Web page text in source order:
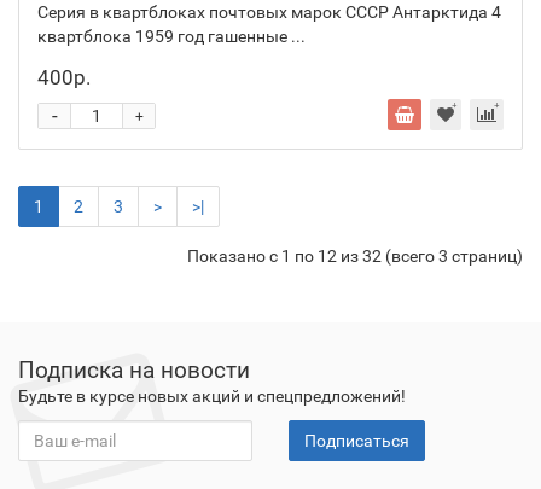
Серия в квартблоках почтовых марок СССР Антарктида 4
квартблока 1959 год гашенные ...
400р.
+
-
1 2 3 > >|
Показано с 1 по 12 из 32 (всего 3 страниц)
Подписка на новости
Будьте в курсе новых акций и спецпредложений!
Подписаться